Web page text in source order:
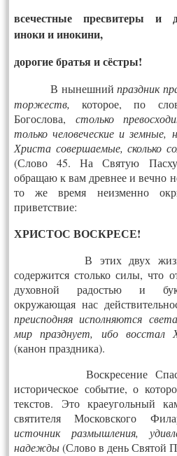
всечестные пресвитеры и
иноки и инокини,
дорогие братья и сёстры!
В нынешнийпраздник
торжеств,
которое, по
Богослова, столько
только человеческие и
Христа совершаемые, сколько
(Слово 45. На Святую
обращаю к вам древнее и вечно
то же время неизменно
приветствие:
ХРИСТОС ВОСКРЕСЕ!
В этих двух
содержится столько силы, что
духовной радостью и
окружающая нас
преисподняя исполняются
мир празднует, ибо восстал
(канон праздника).
Воскресение
историческое событие, о
текстов. Это краеугольный
святителя Московского
источник размышления,
надежды(Слово в день Святой